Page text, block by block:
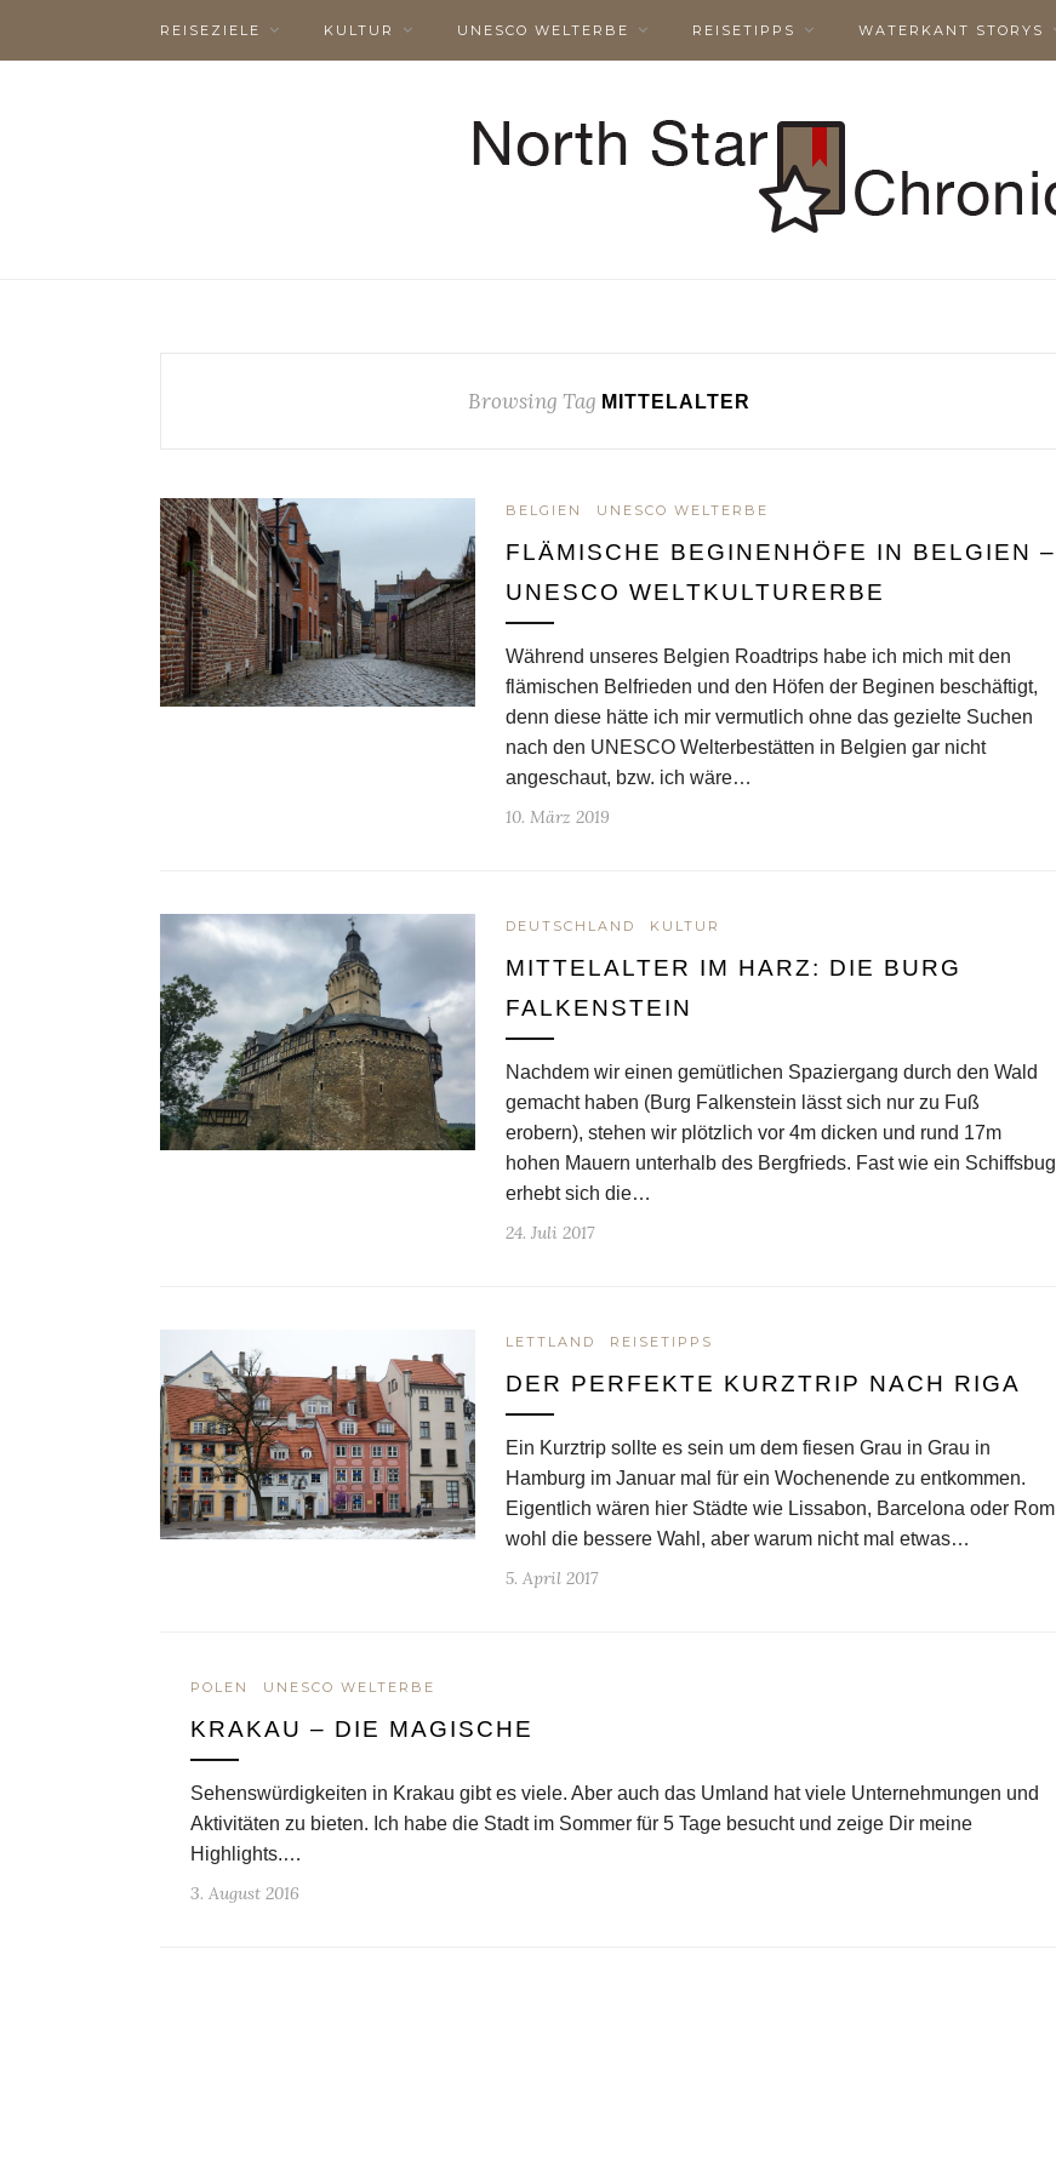
REISEZIELE KULTUR UNESCO WELTERBE REISETIPPS WATERKANT STORYS
Browsing Tag MITTELALTER
BELGIEN UNESCO WELTERBE
FLÄMISCHE BEGINENHÖFE IN BELGIEN –
UNESCO WELTKULTURERBE
Während unseres Belgien Roadtrips habe ich mich mit den
flämischen Belfrieden und den Höfen der Beginen beschäftigt,
denn diese hätte ich mir vermutlich ohne das gezielte Suchen
nach den UNESCO Welterbestätten in Belgien gar nicht
angeschaut, bzw. ich wäre…
10. März 2019
DEUTSCHLAND KULTUR
MITTELALTER IM HARZ: DIE BURG
FALKENSTEIN
Nachdem wir einen gemütlichen Spaziergang durch den Wald
gemacht haben (Burg Falkenstein lässt sich nur zu Fuß
erobern), stehen wir plötzlich vor 4m dicken und rund 17m
hohen Mauern unterhalb des Bergfrieds. Fast wie ein Schiffsbug
erhebt sich die…
24. Juli 2017
LETTLAND REISETIPPS
DER PERFEKTE KURZTRIP NACH RIGA
Ein Kurztrip sollte es sein um dem fiesen Grau in Grau in
Hamburg im Januar mal für ein Wochenende zu entkommen.
Eigentlich wären hier Städte wie Lissabon, Barcelona oder Rom
wohl die bessere Wahl, aber warum nicht mal etwas…
5. April 2017
POLEN UNESCO WELTERBE
KRAKAU – DIE MAGISCHE
Sehenswürdigkeiten in Krakau gibt es viele. Aber auch das Umland hat viele Unternehmungen und
Aktivitäten zu bieten. Ich habe die Stadt im Sommer für 5 Tage besucht und zeige Dir meine
Highlights.…
3. August 2016